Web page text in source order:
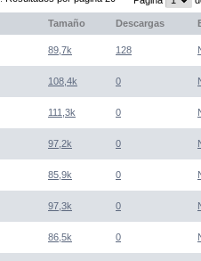
Tamaño Descargas
89,7k 128
108,4k 0
111,3k 0
97,2k 0
85,9k 0
97,3k 0
86,5k 0